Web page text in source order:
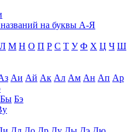
на буквы А-Я
Л М Н О П Р С Т У Ф Х Ц Ч Ш
Аи Ай Ак Ал Ам Ан Ап Ар
Бы Бэ